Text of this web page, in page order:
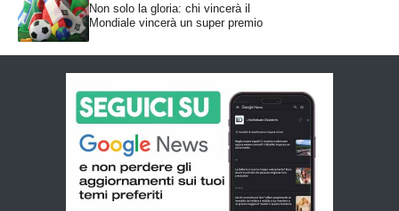
Non solo la gloria: chi vincerà il
Mondiale vincerà un super premio